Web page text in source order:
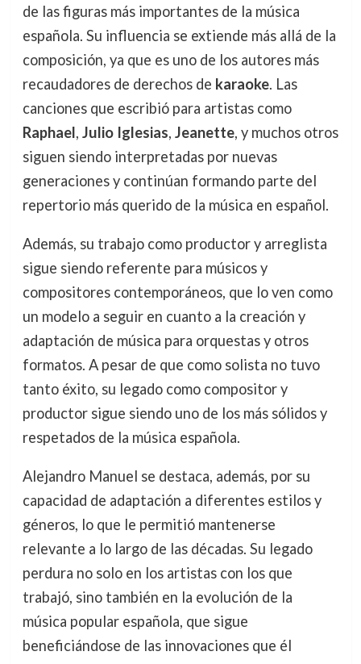
de las figuras más importantes de la música
española. Su influencia se extiende más allá de la
composición, ya que es uno de los autores más
recaudadores de derechos de karaoke. Las
canciones que escribió para artistas como
Raphael, Julio Iglesias, Jeanette, y muchos otros
siguen siendo interpretadas por nuevas
generaciones y continúan formando parte del
repertorio más querido de la música en español.
Además, su trabajo como productor y arreglista
sigue siendo referente para músicos y
compositores contemporáneos, que lo ven como
un modelo a seguir en cuanto a la creación y
adaptación de música para orquestas y otros
formatos. A pesar de que como solista no tuvo
tanto éxito, su legado como compositor y
productor sigue siendo uno de los más sólidos y
respetados de la música española.
Alejandro Manuel se destaca, además, por su
capacidad de adaptación a diferentes estilos y
géneros, lo que le permitió mantenerse
relevante a lo largo de las décadas. Su legado
perdura no solo en los artistas con los que
trabajó, sino también en la evolución de la
música popular española, que sigue
beneficiándose de las innovaciones que él